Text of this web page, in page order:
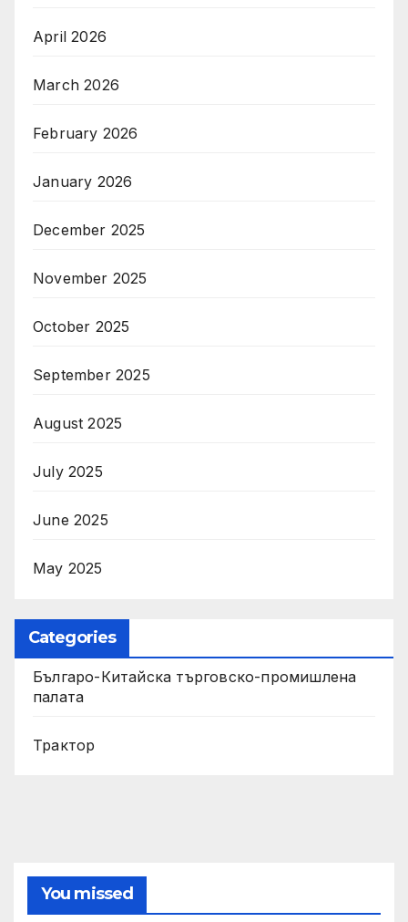
April 2026
March 2026
February 2026
January 2026
December 2025
November 2025
October 2025
September 2025
August 2025
July 2025
June 2025
May 2025
Categories
Българо-Китайска търговско-промишлена
палата
Трактор
You missed